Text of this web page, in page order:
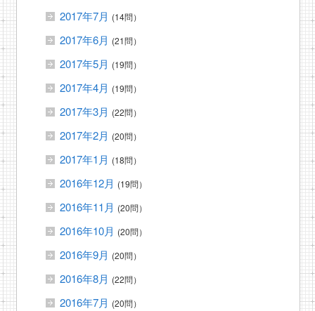
2017年7月 (14問）
2017年6月 (21問）
2017年5月 (19問）
2017年4月 (19問）
2017年3月 (22問）
2017年2月 (20問）
2017年1月 (18問）
2016年12月 (19問）
2016年11月 (20問）
2016年10月 (20問）
2016年9月 (20問）
2016年8月 (22問）
2016年7月 (20問）